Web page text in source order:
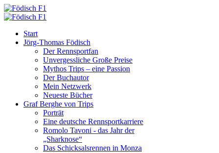
Start
Jörg-Thomas Födisch
Der Rennsportfan
Unvergessliche Große Preise
Mythos Trips – eine Passion
Der Buchautor
Mein Netzwerk
Neueste Bücher
Graf Berghe von Trips
Porträt
Eine deutsche Rennsportkarriere
Romolo Tavoni - das Jahr der
„Sharknose“
Das Schicksalsrennen in Monza